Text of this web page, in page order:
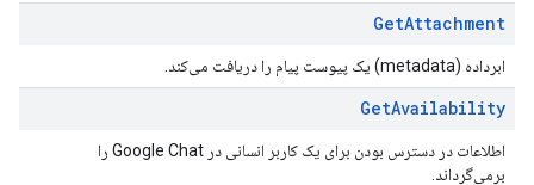
GetAttachment
ابرداده (metadata) یک پیوست پیام را دریافت می‌کند.
GetAvailability
اطلاعات در دسترس بودن برای یک کاربر انسانی در Google Chat را
برمی‌گرداند.